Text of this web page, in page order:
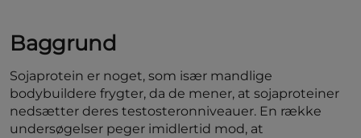
Baggrund
Sojaprotein er noget, som især mandlige
bodybuildere frygter, da de mener, at sojaproteiner
nedsætter deres testosteronniveauer. En række
undersøgelser peger imidlertid mod, at